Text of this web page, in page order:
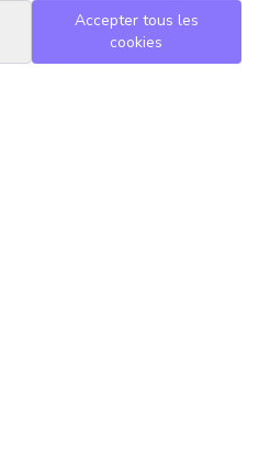
Accepter tous les
cookies